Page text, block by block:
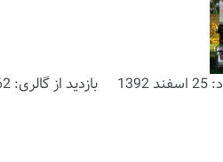
بازدید از گالری: 762 بار